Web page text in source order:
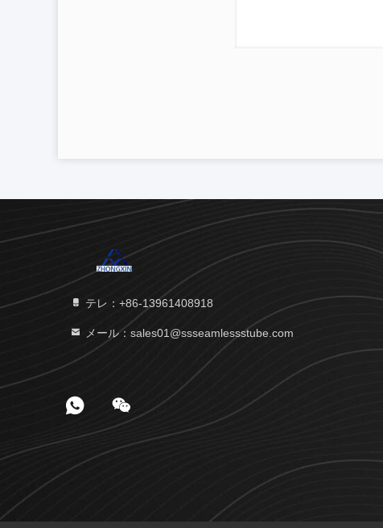
テレ：+86-13961408918
メール：sales01@ssseamlessstube.com